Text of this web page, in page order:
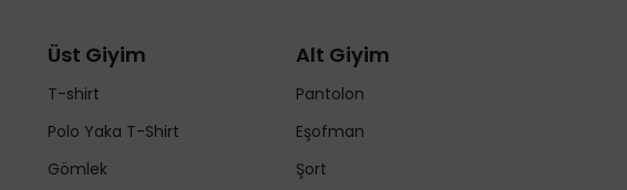
Üst Giyim
T-shirt
Polo Yaka T-Shirt
Gömlek
Alt Giyim
Pantolon
Eşofman
Şort